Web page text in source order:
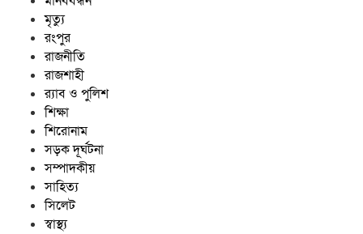
মৃত্যু
রংপুর
রাজনীতি
রাজশাহী
র‍্যাব ও পুলিশ
শিক্ষা
শিরোনাম
সড়ক দূর্ঘটনা
সম্পাদকীয়
সাহিত্য
সিলেট
স্বাস্থ্য